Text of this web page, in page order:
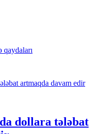
qaydaları
dollara tələbat